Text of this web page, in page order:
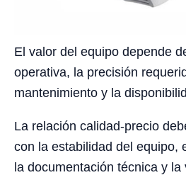
El valor del equipo depende
operativa, la precisión
mantenimiento y la
La relación calidad-precio
con la estabilidad del equipo,
la documentación técnica y la